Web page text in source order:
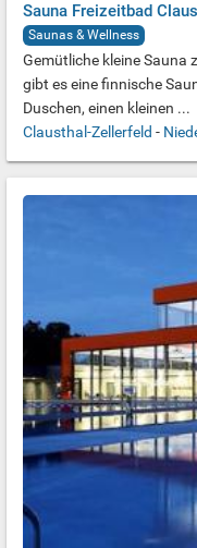
Sauna Freizeitbad
Saunas & Wellness
Gemütliche kleine Sauna
gibt es eine finnische
Duschen, einen kleinen ...
Clausthal-Zellerfeld -